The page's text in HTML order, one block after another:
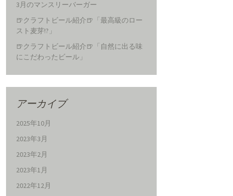
3月のマンスリーバーガー
🍺クラフトビール紹介🍺「最高級のロー
スト麦芽!?」
🍺クラフトビール紹介🍺「自然に出る味
にこだわったビール」
アーカイブ
2025年10月
2023年3月
2023年2月
2023年1月
2022年12月